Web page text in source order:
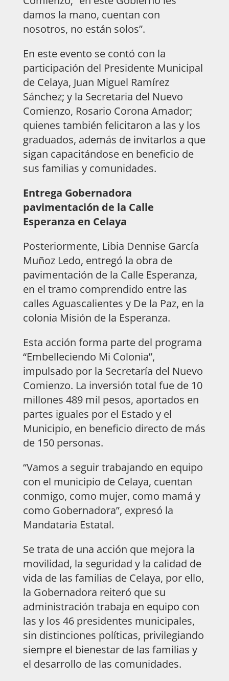
damos la mano, cuentan con
nosotros, no están solos”.
En este evento se contó con la
participación del Presidente Municipal
de Celaya, Juan Miguel Ramírez
Sánchez; y la Secretaria del Nuevo
Comienzo, Rosario Corona Amador;
quienes también felicitaron a las y los
graduados, además de invitarlos a que
sigan capacitándose en beneficio de
sus familias y comunidades.
Entrega Gobernadora
pavimentación de la Calle
Esperanza en Celaya
Posteriormente, Libia Dennise García
Muñoz Ledo, entregó la obra de
pavimentación de la Calle Esperanza,
en el tramo comprendido entre las
calles Aguascalientes y De la Paz, en la
colonia Misión de la Esperanza.
Esta acción forma parte del programa
“Embelleciendo Mi Colonia”,
impulsado por la Secretaría del Nuevo
Comienzo. La inversión total fue de 10
millones 489 mil pesos, aportados en
partes iguales por el Estado y el
Municipio, en beneficio directo de más
de 150 personas.
“Vamos a seguir trabajando en equipo
con el municipio de Celaya, cuentan
conmigo, como mujer, como mamá y
como Gobernadora”, expresó la
Mandataria Estatal.
Se trata de una acción que mejora la
movilidad, la seguridad y la calidad de
vida de las familias de Celaya, por ello,
la Gobernadora reiteró que su
administración trabaja en equipo con
las y los 46 presidentes municipales,
sin distinciones políticas, privilegiando
siempre el bienestar de las familias y
el desarrollo de las comunidades.